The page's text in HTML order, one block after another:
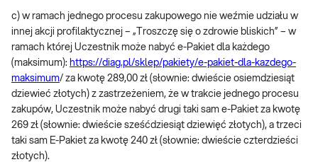
c) w ramach jednego procesu zakupowego nie weźmie udziału w
innej akcji profilaktycznej – „Troszczę się o zdrowie bliskich” – w
ramach której Uczestnik może nabyć e-Pakiet dla każdego
(maksimum): https://diag.pl/sklep/pakiety/e-pakiet-dla-kazdego-
maksimum/ za kwotę 289,00 zł (słownie: dwieście osiemdziesiąt
dziewieć złotych) z zastrzeżeniem, że w trakcie jednego procesu
zakupów, Uczestnik może nabyć drugi taki sam e-Pakiet za kwotę
269 zł (słownie: dwieście sześćdziesiąt dziewięć złotych), a trzeci
taki sam E-Pakiet za kwotę 240 zł (słownie: dwieście czterdzieści
złotych).